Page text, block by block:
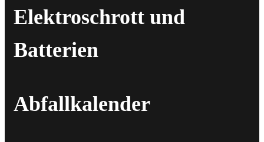
Elektroschrott und
Batterien
Abfallkalender